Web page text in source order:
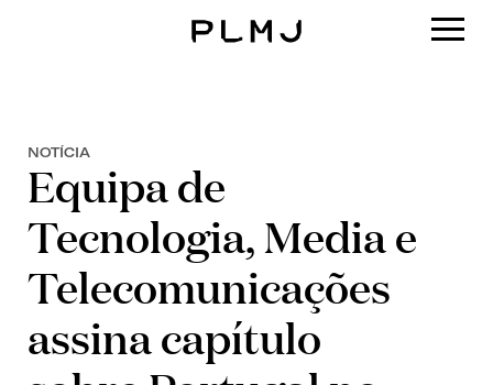
NOTÍCIA
Equipa de
Tecnologia, Media e
Telecomunicações
assina capítulo